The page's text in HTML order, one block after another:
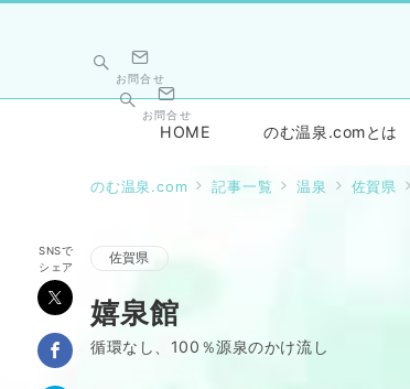
お問合せ
HOME のむ温泉.comとは
お問合せ
のむ温泉.com 記事一覧 温泉 佐賀県
SNSで
シェア
佐賀県
嬉泉館
循環なし、100％源泉のかけ流し